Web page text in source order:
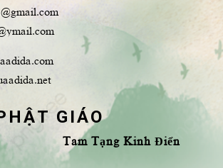
GIÁO
Tam Tạng Kinh Điển